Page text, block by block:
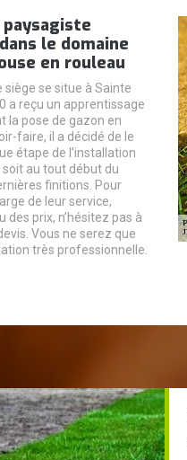
paysagiste
le domaine
en rouleau
se situe à Sainte
a reçu un apprentissage
la pose de gazon en
faire, il a décidé de le
étape de l’installation
soit au tout début du
finitions. Pour
de leur service,
prix, n’hésitez pas à
Vous ne serez que
très professionnelle.